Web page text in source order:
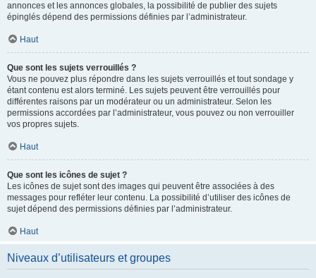
annonces et les annonces globales, la possibilité de publier des sujets
épinglés dépend des permissions définies par l’administrateur.
Haut
Que sont les sujets verrouillés ?
Vous ne pouvez plus répondre dans les sujets verrouillés et tout sondage y
étant contenu est alors terminé. Les sujets peuvent être verrouillés pour
différentes raisons par un modérateur ou un administrateur. Selon les
permissions accordées par l’administrateur, vous pouvez ou non verrouiller
vos propres sujets.
Haut
Que sont les icônes de sujet ?
Les icônes de sujet sont des images qui peuvent être associées à des
messages pour refléter leur contenu. La possibilité d’utiliser des icônes de
sujet dépend des permissions définies par l’administrateur.
Haut
Niveaux d’utilisateurs et groupes